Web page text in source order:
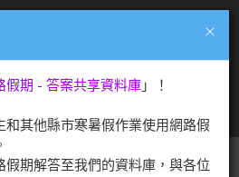
×
頁面！
需選項)，數學題題目欄位請直接
×
假期 - 答案共享資料庫 」！
其他縣市寒暑假作業使用網路假
假期解答至我們的資料庫，與各位
解答，分享答案！
o
g